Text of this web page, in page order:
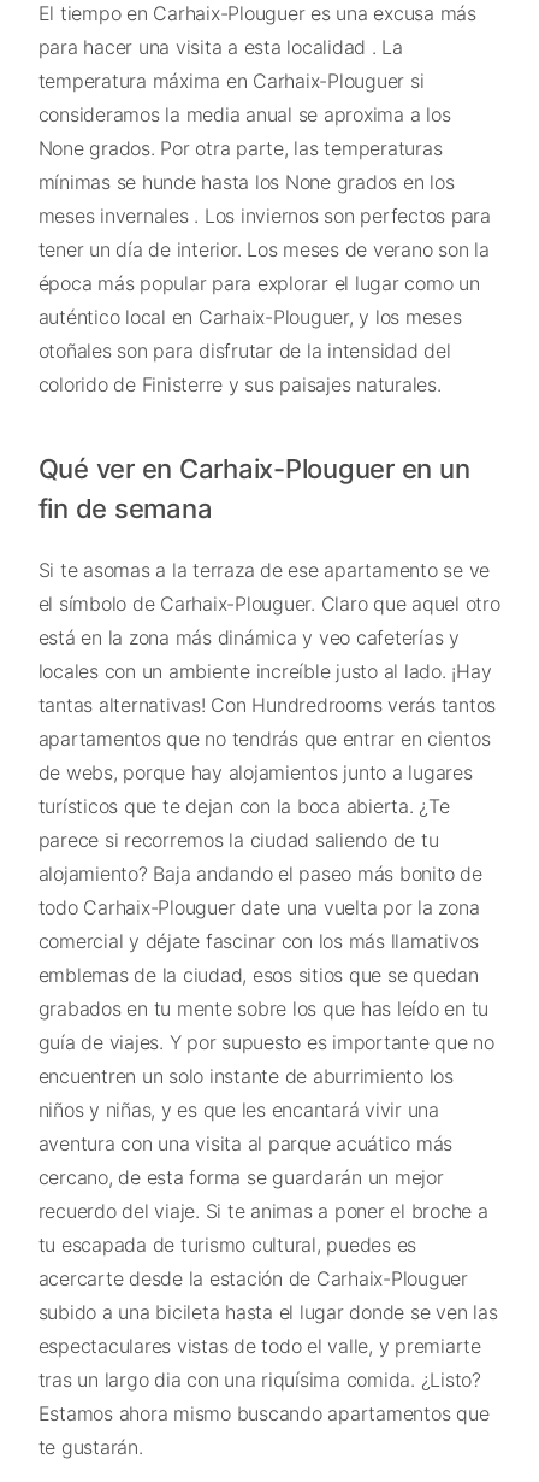
El tiempo en Carhaix-Plouguer es una excusa más
para hacer una visita a esta localidad . La
temperatura máxima en Carhaix-Plouguer si
consideramos la media anual se aproxima a los
None grados. Por otra parte, las temperaturas
mínimas se hunde hasta los None grados en los
meses invernales . Los inviernos son perfectos para
tener un día de interior. Los meses de verano son la
época más popular para explorar el lugar como un
auténtico local en Carhaix-Plouguer, y los meses
otoñales son para disfrutar de la intensidad del
colorido de Finisterre y sus paisajes naturales.
Qué ver en Carhaix-Plouguer en un
fin de semana
Si te asomas a la terraza de ese apartamento se ve
el símbolo de Carhaix-Plouguer. Claro que aquel otro
está en la zona más dinámica y veo cafeterías y
locales con un ambiente increíble justo al lado. ¡Hay
tantas alternativas! Con Hundredrooms verás tantos
apartamentos que no tendrás que entrar en cientos
de webs, porque hay alojamientos junto a lugares
turísticos que te dejan con la boca abierta. ¿Te
parece si recorremos la ciudad saliendo de tu
alojamiento? Baja andando el paseo más bonito de
todo Carhaix-Plouguer date una vuelta por la zona
comercial y déjate fascinar con los más llamativos
emblemas de la ciudad, esos sitios que se quedan
grabados en tu mente sobre los que has leído en tu
guía de viajes. Y por supuesto es importante que no
encuentren un solo instante de aburrimiento los
niños y niñas, y es que les encantará vivir una
aventura con una visita al parque acuático más
cercano, de esta forma se guardarán un mejor
recuerdo del viaje. Si te animas a poner el broche a
tu escapada de turismo cultural, puedes es
acercarte desde la estación de Carhaix-Plouguer
subido a una bicileta hasta el lugar donde se ven las
espectaculares vistas de todo el valle, y premiarte
tras un largo dia con una riquísima comida. ¿Listo?
Estamos ahora mismo buscando apartamentos que
te gustarán.